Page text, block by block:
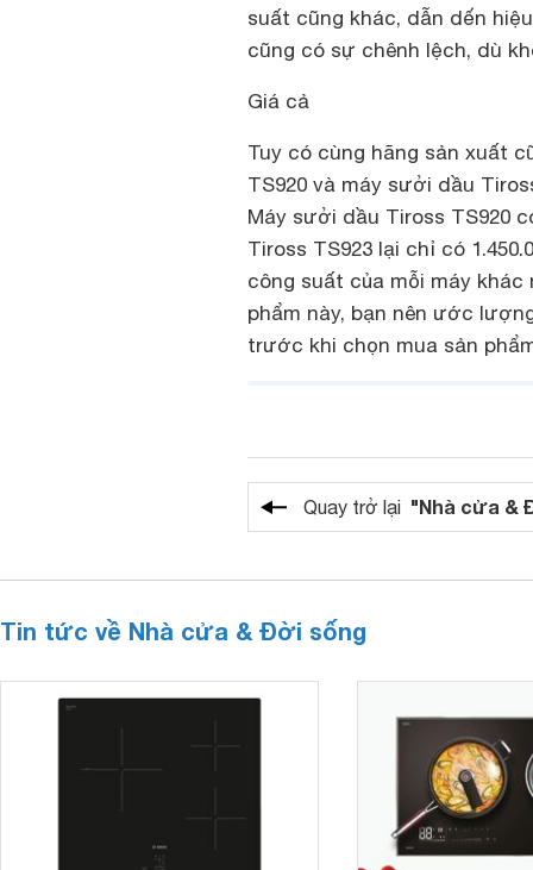
suất cũng khác, dẫn dến
cũng có sự chênh lệch, dù
Giá cả
Tuy có cùng hãng sản xuất
TS920 và máy sưởi dầu
Máy sưởi dầu Tiross TS920
Tiross TS923 lại chỉ có
công suất của mỗi máy khác
phẩm này, bạn nên ước
trước khi chọn mua sản
Quay trở lại "Nhà cửa &
Tin tức về Nhà cửa & Đời sống